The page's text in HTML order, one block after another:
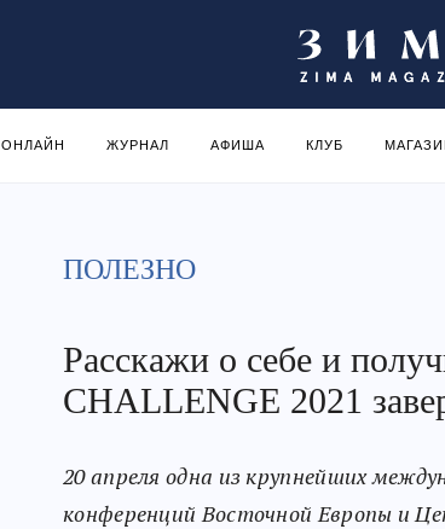
ОНЛАЙН ЖУРНАЛ АФИША КЛУБ
ПОЛЕЗНО
Расскажи о себе и
CHALLENGE 2021
20 апреля одна из крупнейших
конференций Восточной Европы и